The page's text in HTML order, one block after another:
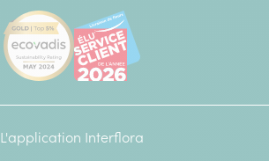
[Ecovadis Gold Badge - Top 5%
L'application Interflora